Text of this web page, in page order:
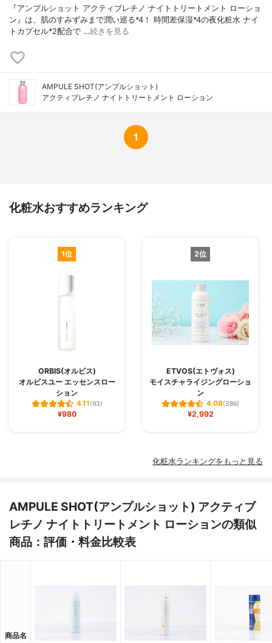
『アンプルショット アクティブレチノ ナイトトリートメント ローショ
ン』は、肌のすみずみまで潤い巡る*4！ 時間差保湿*4の夜化粧水 ナイ
トカプセル*2配合で …続きを見る
AMPULE SHOT(アンプルショット)
アクティブレチノ ナイトトリートメント ローション
1
化粧水おすすめランキング
1位
ORBIS(オルビス)
オルビスユー エッセンスロー
ション
4.11(93)
¥980
2位
ETVOS(エトヴォス)
モイスチャライジングローショ
ン
4.08(386)
¥2,992
化粧水ランキングをもっと見る
AMPULE SHOT(アンプルショット) アクティブ
レチノ ナイトトリートメント ローションの類似
商品：評価・料金比較表
商品名